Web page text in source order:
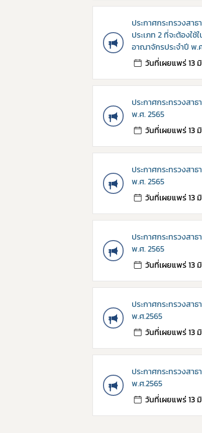
ประกาศกระทรวงสา
ประเภท 2 ที่จะต้องใ
อาณาจักรประจำปี พ.
วันที่เผยแพร่ 13
ประกาศกระทรวงสา
พ.ศ. 2565
วันที่เผยแพร่ 13
ประกาศกระทรวงสา
พ.ศ. 2565
วันที่เผยแพร่ 13
ประกาศกระทรวงสา
พ.ศ. 2565
วันที่เผยแพร่ 13
ประกาศกระทรวงสา
พ.ศ.2565
วันที่เผยแพร่ 13
ประกาศกระทรวงสา
พ.ศ.2565
วันที่เผยแพร่ 13